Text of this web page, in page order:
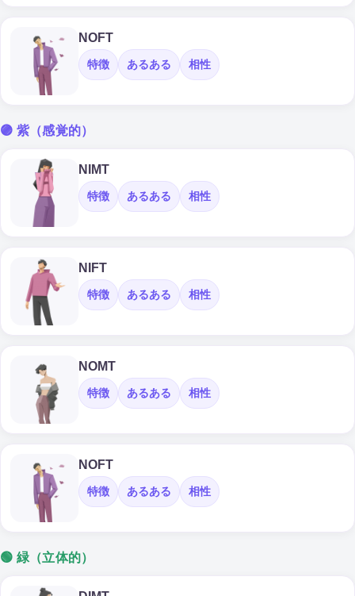
NOFT
特徴 あるある 相性
🟣 紫（感覚的）
NIMT
特徴 あるある 相性
NIFT
特徴 あるある 相性
NOMT
特徴 あるある 相性
NOFT
特徴 あるある 相性
🟢 緑（立体的）